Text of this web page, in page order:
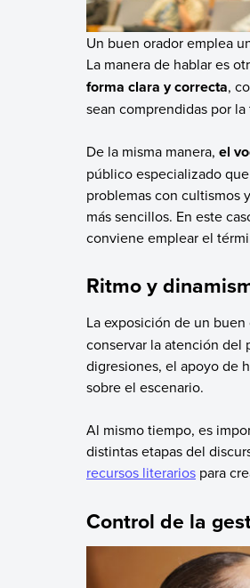
Un buen orador emplea
La manera de hablar es
forma clara y correcta,
sean comprendidas por
De la misma manera, el
público especializado
problemas con cultismos
más sencillos. En este
conviene emplear el
Ritmo y
La exposición de un buen
conservar la atención del
digresiones, el apoyo de
sobre el escenario.
Al mismo tiempo, es
distintas etapas del
recursos literariospara
Control de la